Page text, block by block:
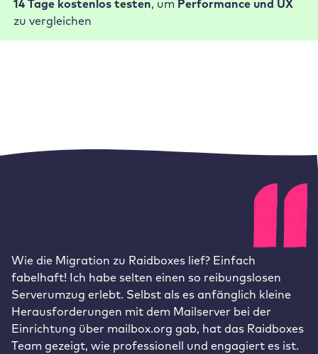
14 Tage kostenlos testen, um Performance und UX
zu vergleichen
Wie die Migration zu Raidboxes lief? Einfach
fabelhaft! Ich habe selten einen so reibungslosen
Serverumzug erlebt. Selbst als es anfänglich kleine
Herausforderungen mit dem Mailserver bei der
Einrichtung über mailbox.org gab, hat das Raidboxes
Team gezeigt, wie professionell und engagiert es ist.